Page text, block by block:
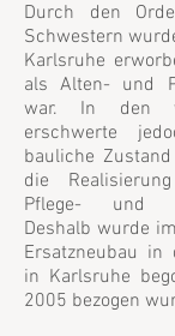
Durch den
Schwestern
Karlsruhe
als Alten- und
war. In den
erschwerte
bauliche
die
Pflege- und
Deshalb wurde
Ersatzneubau in
in Karlsruhe
2005 bezogen